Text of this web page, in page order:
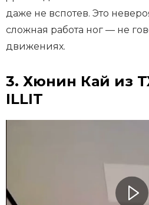
даже не вспотев. Это
сложная работа ног — не
движениях.
3. Хюнин Кай из
ILLIT